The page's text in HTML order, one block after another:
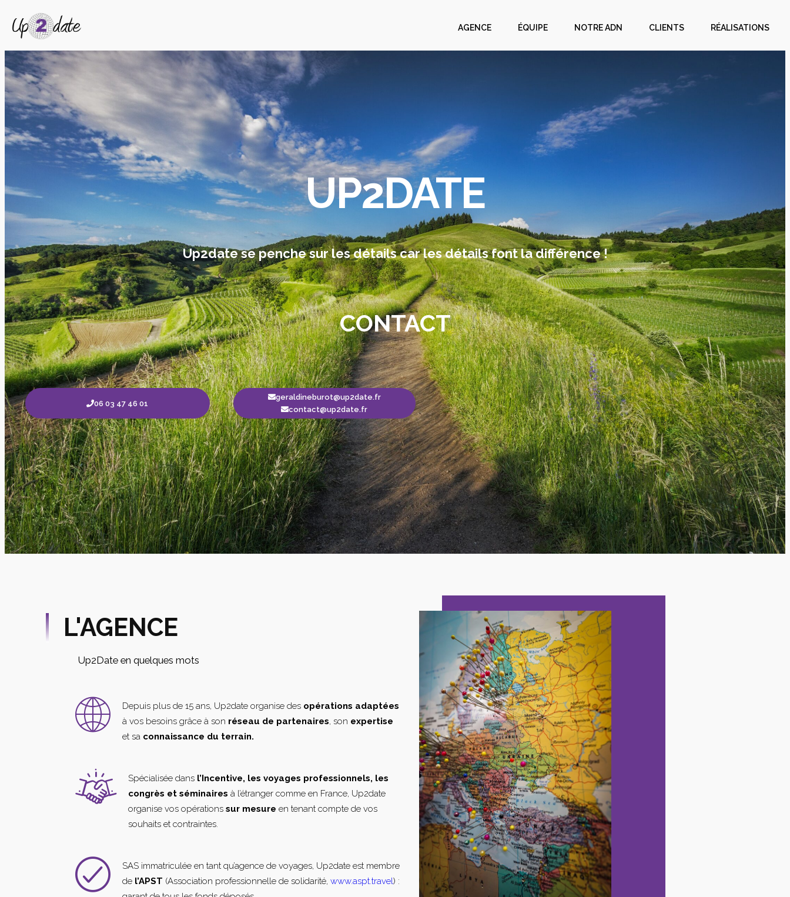
AGENCE ÉQUIPE NOTRE ADN CLIENTS RÉALISATIONS
UP2DATE
Up2date se penche sur les détails car les détails font la différence !
CONTACT
06 03 47 46 01
geraldineburot@up2date.fr
contact@up2date.fr
L'AGENCE
Up2Date en quelques mots
Depuis plus de 15 ans, Up2date organise des opérations adaptées
à vos besoins grâce à son réseau de partenaires, son expertise
et sa connaissance du terrain.
Spécialisée dans l’Incentive, les voyages professionnels, les
congrès et séminaires à l’étranger comme en France, Up2date
organise vos opérations sur mesure en tenant compte de vos
souhaits et contraintes.
SAS immatriculée en tant qu’agence de voyages, Up2date est membre
de l’APST (Association professionnelle de solidarité, www.aspt.travel) :